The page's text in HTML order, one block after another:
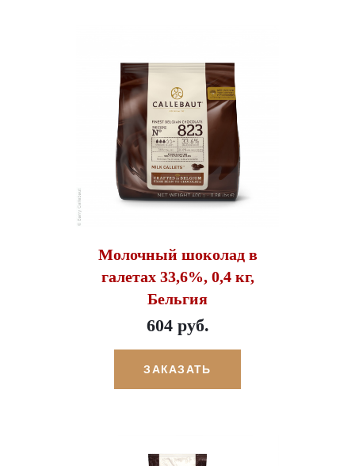
Молочный шоколад в
галетах 33,6%, 0,4 кг,
Бельгия
604 руб.
ЗАКАЗАТЬ